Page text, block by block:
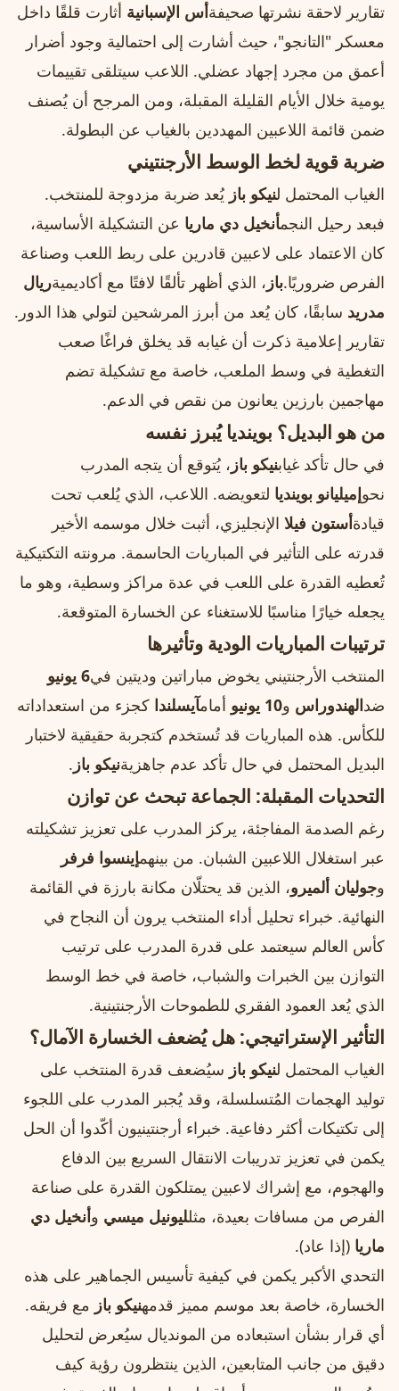
تقارير لاحقة نشرتها صحيفةأس الإسبانية أثارت قلقًا داخل
معسكر "التانجو"، حيث أشارت إلى احتمالية وجود أضرار
أعمق من مجرد إجهاد عضلي. اللاعب سيتلقى تقييمات
يومية خلال الأيام القليلة المقبلة، ومن المرجح أن يُصنف
ضمن قائمة اللاعبين المهددين بالغياب عن البطولة.
ضربة قوية لخط الوسط الأرجنتيني
الغياب المحتمل لنيكو باز يُعد ضربة مزدوجة للمنتخب.
فبعد رحيل النجمأنخيل دي ماريا عن التشكيلة الأساسية،
كان الاعتماد على لاعبين قادرين على ربط اللعب وصناعة
الفرص ضروريًا.باز ، الذي أظهر تألقًا لافتًا مع أكاديميةريال
مدريد سابقًا، كان يُعد من أبرز المرشحين لتولي هذا الدور.
تقارير إعلامية ذكرت أن غيابه قد يخلق فراغًا صعب
التغطية في وسط الملعب، خاصة مع تشكيلة تضم
مهاجمين بارزين يعانون من نقص في الدعم.
من هو البديل؟ بوينديا يُبرز نفسه
في حال تأكد غيابنيكو باز ، يُتوقع أن يتجه المدرب
نحوإميليانو بوينديا لتعويضه. اللاعب، الذي يُلعب تحت
قيادةأستون فيلا الإنجليزي، أثبت خلال موسمه الأخير
قدرته على التأثير في المباريات الحاسمة. مرونته التكتيكية
تُعطيه القدرة على اللعب في عدة مراكز وسطية، وهو ما
يجعله خيارًا مناسبًا للاستغناء عن الخسارة المتوقعة.
ترتيبات المباريات الودية وتأثيرها
المنتخب الأرجنتيني يخوض مباراتين وديتين في6 يونيو
ضدالهندوراس و10 يونيو أمامآيسلندا كجزء من استعداداته
للكأس. هذه المباريات قد تُستخدم كتجربة حقيقية لاختبار
البديل المحتمل في حال تأكد عدم جاهزيةنيكو باز .
التحديات المقبلة: الجماعة تبحث عن توازن
رغم الصدمة المفاجئة، يركز المدرب على تعزيز تشكيلته
عبر استغلال اللاعبين الشبان. من بينهمإينسوا فرفر
وجوليان ألميرو، الذين قد يحتلّان مكانة بارزة في القائمة
النهائية. خبراء تحليل أداء المنتخب يرون أن النجاح في
كأس العالم سيعتمد على قدرة المدرب على ترتيب
التوازن بين الخبرات والشباب، خاصة في خط الوسط
الذي يُعد العمود الفقري للطموحات الأرجنتينية.
التأثير الإستراتيجي: هل يُضعف الخسارة الآمال؟
الغياب المحتمل لنيكو باز سيُضعف قدرة المنتخب على
توليد الهجمات المُتسلسلة، وقد يُجبر المدرب على اللجوء
إلى تكتيكات أكثر دفاعية. خبراء أرجنتينيون أكّدوا أن الحل
يكمن في تعزيز تدريبات الانتقال السريع بين الدفاع
والهجوم، مع إشراك لاعبين يمتلكون القدرة على صناعة
الفرص من مسافات بعيدة، مثلليونيل ميسي وأنخيل دي
ماريا (إذا عاد).
التحدي الأكبر يكمن في كيفية تأسيس الجماهير على هذه
الخسارة، خاصة بعد موسم مميز قدمهنيكو باز مع فريقه.
أي قرار بشأن استبعاده من المونديال سيُعرض لتحليل
دقيق من جانب المتابعين، الذين ينتظرون رؤية كيف